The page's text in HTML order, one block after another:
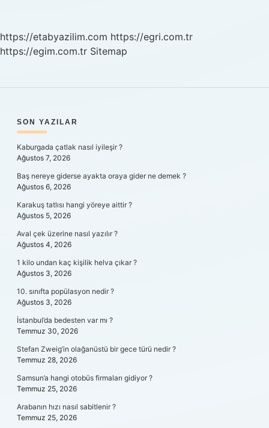
https://etabyazilim.com https://egri.com.tr
https://egim.com.tr Sitemap
SIDEBAR
SON YAZILAR
Kaburgada çatlak nasıl iyileşir ?
Ağustos 7, 2026
Baş nereye giderse ayakta oraya gider ne demek ?
Ağustos 6, 2026
Karakuş tatlısı hangi yöreye aittir ?
Ağustos 5, 2026
Aval çek üzerine nasıl yazılır ?
Ağustos 4, 2026
1 kilo undan kaç kişilik helva çıkar ?
Ağustos 3, 2026
10. sınıfta popülasyon nedir ?
Ağustos 3, 2026
İstanbul’da bedesten var mı ?
Temmuz 30, 2026
Stefan Zweig’in olağanüstü bir gece türü nedir ?
Temmuz 28, 2026
Samsun’a hangi otobüs firmaları gidiyor ?
Temmuz 25, 2026
Arabanın hızı nasıl sabitlenir ?
Temmuz 25, 2026